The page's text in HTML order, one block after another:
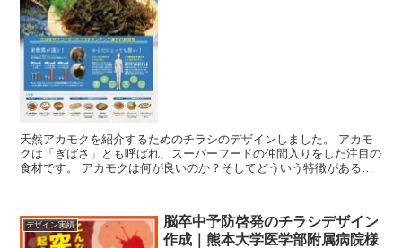
天然アカモクを紹介するためのチラシのデザインしました。 アカモ
クは「ぎばさ」とも呼ばれ、スーパーフードの仲間入りをした注目の
食材です。 アカモクは何が良いのか？そしてどういう特徴があるの
デザイン実績
脳卒中予防啓発のチラシデザイン
作成｜熊本大学医学部附属病院様